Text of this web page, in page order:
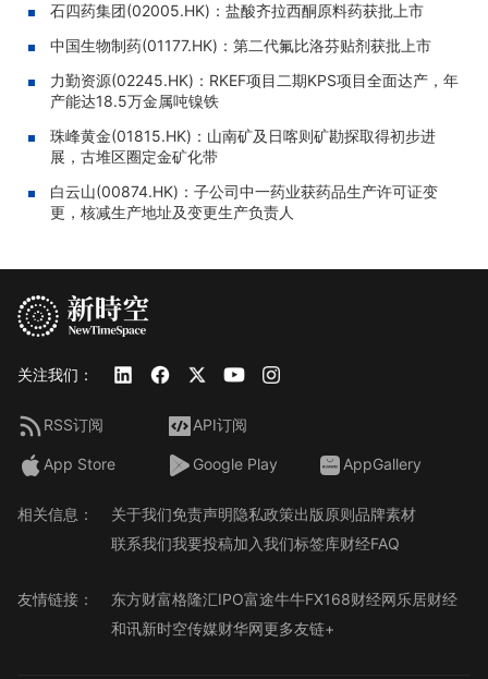
石四药集团(02005.HK)：盐酸齐拉西酮原料药获批上市
中国生物制药(01177.HK)：第二代氟比洛芬贴剂获批上市
力勤资源(02245.HK)：RKEF项目二期KPS项目全面达产，年
产能达18.5万金属吨镍铁
珠峰黄金(01815.HK)：山南矿及日喀则矿勘探取得初步进
展，古堆区圈定金矿化带
白云山(00874.HK)：子公司中一药业获药品生产许可证变
更，核减生产地址及变更生产负责人
关注我们：
RSS订阅 API订阅
App Store Google Play AppGallery
相关信息： 关于我们免责声明隐私政策出版原则品牌素材
联系我们我要投稿加入我们标签库财经FAQ
友情链接： 东方财富格隆汇IPO富途牛牛FX168财经网乐居财经
和讯新时空传媒财华网更多友链+